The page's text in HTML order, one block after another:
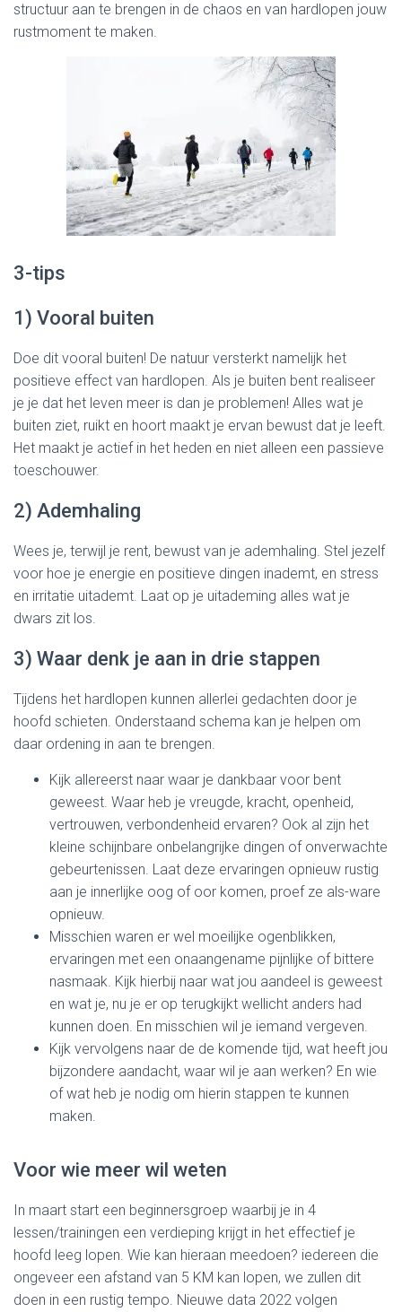
structuur aan te brengen in de chaos en van hardlopen jouw
rustmoment te maken.
3-tips
1) Vooral buiten
Doe dit vooral buiten! De natuur versterkt namelijk het
positieve effect van hardlopen. Als je buiten bent realiseer
je je dat het leven meer is dan je problemen! Alles wat je
buiten ziet, ruikt en hoort maakt je ervan bewust dat je leeft.
Het maakt je actief in het heden en niet alleen een passieve
toeschouwer.
2) Ademhaling
Wees je, terwijl je rent, bewust van je ademhaling. Stel jezelf
voor hoe je energie en positieve dingen inademt, en stress
en irritatie uitademt. Laat op je uitademing alles wat je
dwars zit los.
3) Waar denk je aan in drie stappen
Tijdens het hardlopen kunnen allerlei gedachten door je
hoofd schieten. Onderstaand schema kan je helpen om
daar ordening in aan te brengen.
Kijk allereerst naar waar je dankbaar voor bent
geweest. Waar heb je vreugde, kracht, openheid,
vertrouwen, verbondenheid ervaren? Ook al zijn het
kleine schijnbare onbelangrijke dingen of onverwachte
gebeurtenissen. Laat deze ervaringen opnieuw rustig
aan je innerlijke oog of oor komen, proef ze als-ware
opnieuw.
Misschien waren er wel moeilijke ogenblikken,
ervaringen met een onaangename pijnlijke of bittere
nasmaak. Kijk hierbij naar wat jou aandeel is geweest
en wat je, nu je er op terugkijkt wellicht anders had
kunnen doen. En misschien wil je iemand vergeven.
Kijk vervolgens naar de de komende tijd, wat heeft jou
bijzondere aandacht, waar wil je aan werken? En wie
of wat heb je nodig om hierin stappen te kunnen
maken.
Voor wie meer wil weten
In maart start een beginnersgroep waarbij je in 4
lessen/trainingen een verdieping krijgt in het effectief je
hoofd leeg lopen. Wie kan hieraan meedoen? iedereen die
ongeveer een afstand van 5 KM kan lopen, we zullen dit
doen in een rustig tempo. Nieuwe data 2022 volgen